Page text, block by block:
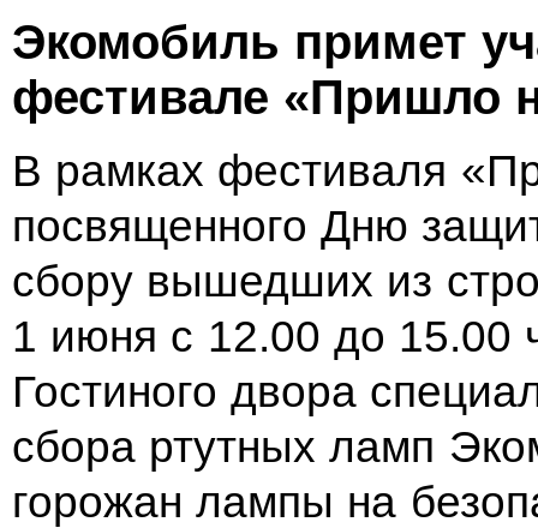
Экомобиль примет
фестивале «Пришло
В рамках фестиваля
посвященного Дню
сбору вышедших из
1 июня с 12.00 до 15.00
Гостиного двора
сбора ртутных ламп
горожан лампы на